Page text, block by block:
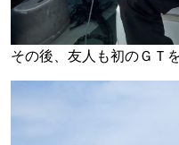
その後、友人も初のＧＴ